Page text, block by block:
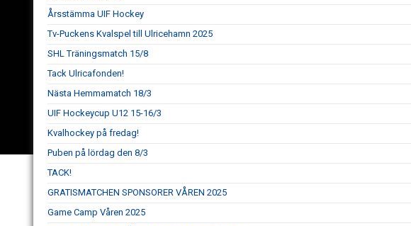
Årsstämma UIF Hockey
Tv-Puckens Kvalspel till Ulricehamn 2025
SHL Träningsmatch 15/8
Tack Ulricafonden!
Nästa Hemmamatch 18/3
UIF Hockeycup U12 15-16/3
Kvalhockey på fredag!
Puben på lördag den 8/3
TACK!
GRATISMATCHEN SPONSORER VÅREN 2025
Game Camp Våren 2025